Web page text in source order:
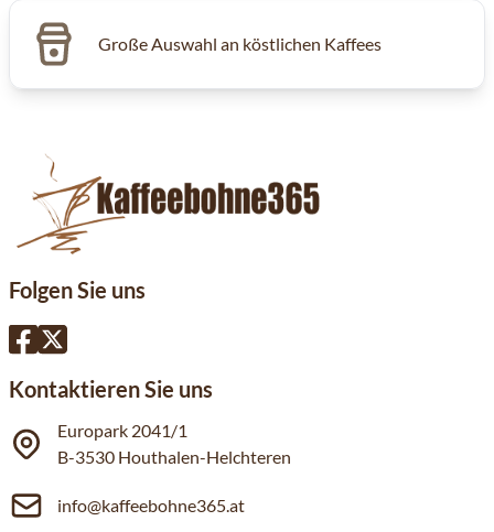
Große Auswahl an köstlichen Kaffees
Folgen Sie uns
Kontaktieren Sie uns
Europark 2041/1
B-3530 Houthalen-Helchteren
info@kaffeebohne365.at